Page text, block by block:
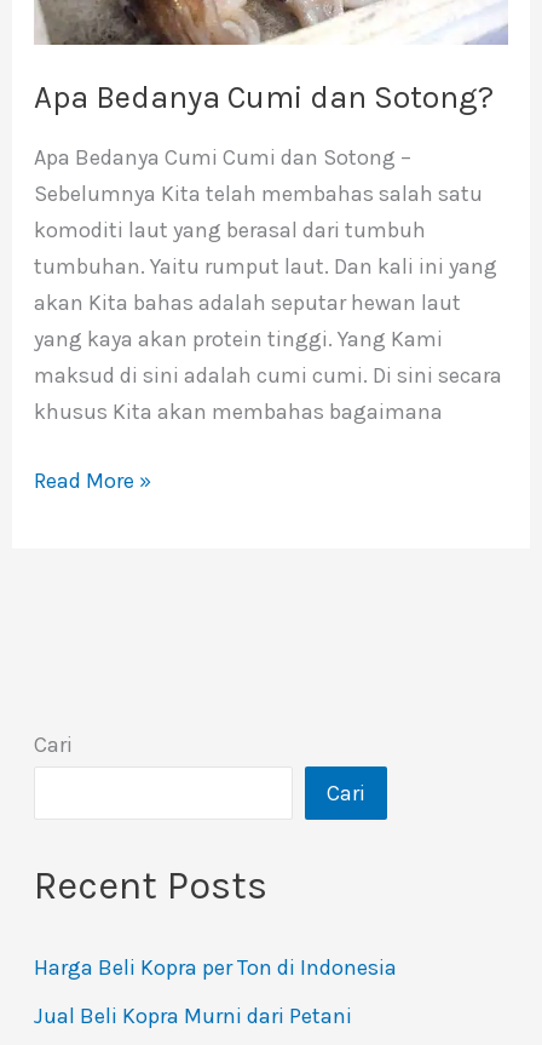
Apa Bedanya Cumi dan Sotong?
Apa Bedanya Cumi Cumi dan Sotong –
Sebelumnya Kita telah membahas salah satu
komoditi laut yang berasal dari tumbuh
tumbuhan. Yaitu rumput laut. Dan kali ini yang
akan Kita bahas adalah seputar hewan laut
yang kaya akan protein tinggi. Yang Kami
maksud di sini adalah cumi cumi. Di sini secara
khusus Kita akan membahas bagaimana
Read More »
Cari
Cari
Recent Posts
Harga Beli Kopra per Ton di Indonesia
Jual Beli Kopra Murni dari Petani